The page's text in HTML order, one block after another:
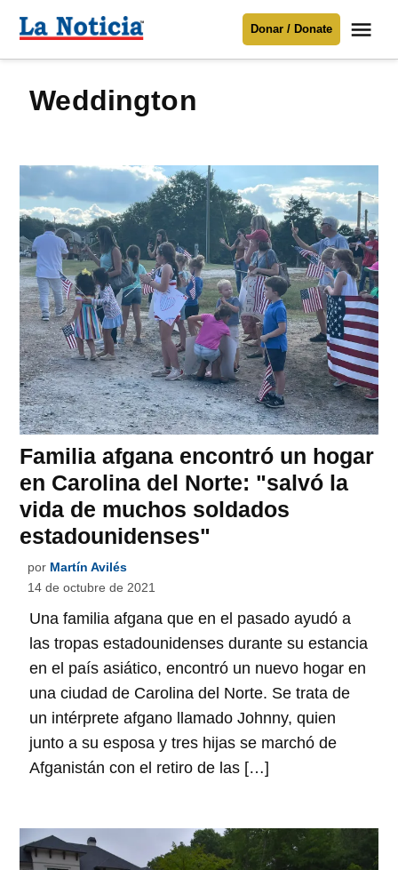
Para mantenerte informado necesitamos
contenido
Noticia
Donar / Donate
Weddington
Familia afgana encontró un hogar
en Carolina del Norte: "salvó la
vida de muchos soldados
estadounidenses"
por Martín Avilés
14 de octubre de 2021
Una familia afgana que en el pasado ayudó a
las tropas estadounidenses durante su estancia
en el país asiático, encontró un nuevo hogar en
una ciudad de Carolina del Norte. Se trata de
un intérprete afgano llamado Johnny, quien
junto a su esposa y tres hijas se marchó de
Afganistán con el retiro de las […]